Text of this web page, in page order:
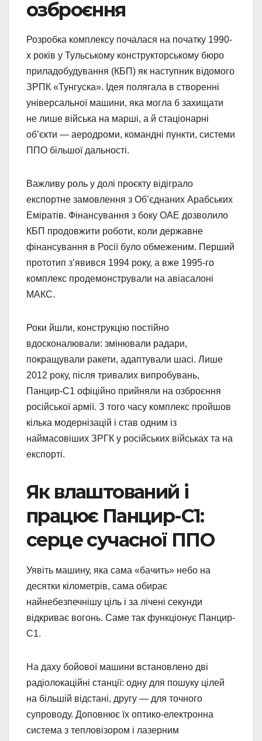
озброєння
Розробка комплексу почалася на початку 1990-
х років у Тульському конструкторському бюро
приладобудування (КБП) як наступник відомого
ЗРПК «Тунгуска». Ідея полягала в створенні
універсальної машини, яка могла б захищати
не лише війська на марші, а й стаціонарні
об’єкти — аеродроми, командні пункти, системи
ППО більшої дальності.
Важливу роль у долі проєкту відіграло
експортне замовлення з Об’єднаних Арабських
Еміратів. Фінансування з боку ОАЕ дозволило
КБП продовжити роботи, коли державне
фінансування в Росії було обмеженим. Перший
прототип з’явився 1994 року, а вже 1995-го
комплекс продемонстрували на авіасалоні
МАКС.
Роки йшли, конструкцію постійно
вдосконалювали: змінювали радари,
покращували ракети, адаптували шасі. Лише
2012 року, після тривалих випробувань,
Панцир-С1 офіційно прийняли на озброєння
російської армії. З того часу комплекс пройшов
кілька модернізацій і став одним із
наймасовіших ЗРГК у російських військах та на
експорті.
Як влаштований і
працює Панцир-С1:
серце сучасної ППО
Уявіть машину, яка сама «бачить» небо на
десятки кілометрів, сама обирає
найнебезпечнішу ціль і за лічені секунди
відкриває вогонь. Саме так функціонує Панцир-
С1.
На даху бойової машини встановлено дві
радіолокаційні станції: одну для пошуку цілей
на більшій відстані, другу — для точного
супроводу. Доповнює їх оптико-електронна
система з тепловізором і лазерним